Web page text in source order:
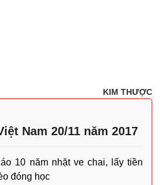
KIM THƯỢC
Nam 20/11 năm 2017
10 năm nhặt ve chai, lấy tiền
đóng học